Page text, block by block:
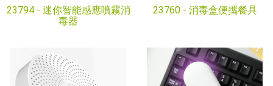
23794 - 迷你智能感應噴霧消
毒器
23760 - 消毒盒便攜餐具